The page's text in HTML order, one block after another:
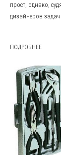
прост, однако,
дизайнеров
ПОДРОБНЕЕ